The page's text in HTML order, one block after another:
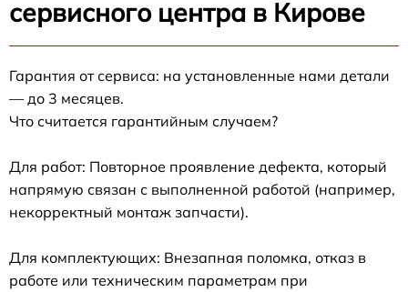
сервисного центра в Кирове
Гарантия от сервиса: на установленные нами детали
— до 3 месяцев.
Что считается гарантийным случаем?
Для работ: Повторное проявление дефекта, который
напрямую связан с выполненной работой (например,
некорректный монтаж запчасти).
Для комплектующих: Внезапная поломка, отказ в
работе или техническим параметрам при